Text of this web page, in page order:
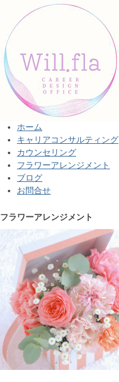
ホーム
キャリアコンサルティング
カウンセリング
フラワーアレンジメント
ブログ
お問合せ
フラワーアレンジメント